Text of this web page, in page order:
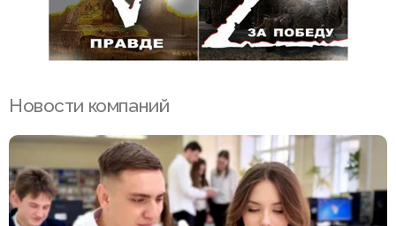
Новости компаний